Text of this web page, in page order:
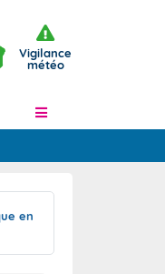
Vigilance
météo
en